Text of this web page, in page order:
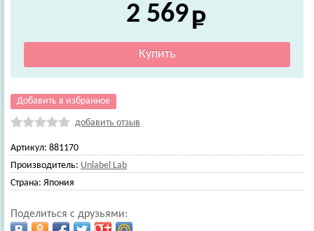
2 569
Добавить в избранное
добавить отзыв
Артикул: 881170
Производитель: Unlabel Lab
Страна: Япония
Поделиться с друзьями: